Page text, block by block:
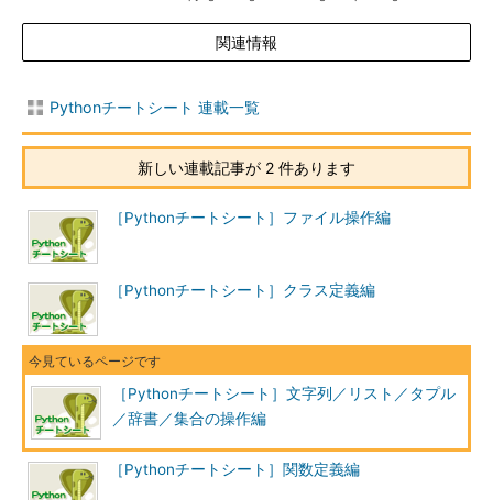
関連情報
Pythonチートシート 連載一覧
新しい連載記事が 2 件あります
［Pythonチートシート］ファイル操作編
［Pythonチートシート］クラス定義編
［Pythonチートシート］文字列／リスト／タプル
／辞書／集合の操作編
［Pythonチートシート］関数定義編